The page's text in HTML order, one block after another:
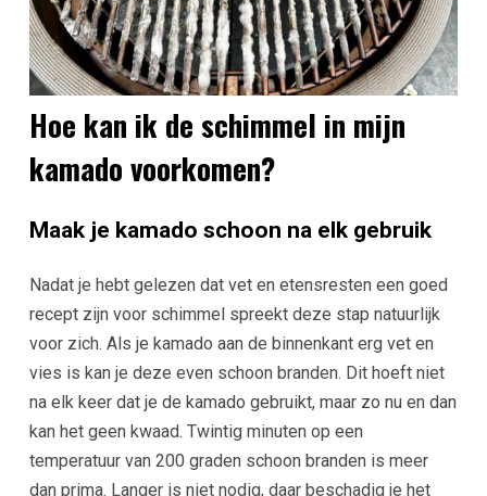
Hoe kan ik de schimmel in mijn
kamado voorkomen?
Maak je kamado schoon na elk gebruik
Nadat je hebt gelezen dat vet en etensresten een goed
recept zijn voor schimmel spreekt deze stap natuurlijk
voor zich. Als je kamado aan de binnenkant erg vet en
vies is kan je deze even schoon branden. Dit hoeft niet
na elk keer dat je de kamado gebruikt, maar zo nu en dan
kan het geen kwaad. Twintig minuten op een
temperatuur van 200 graden schoon branden is meer
dan prima. Langer is niet nodig, daar beschadig je het